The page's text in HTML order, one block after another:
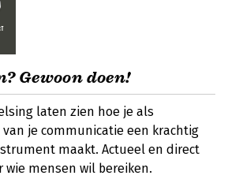
Gewoon doen!
laten zien hoe je als
je communicatie een krachtig
maakt. Actueel en direct
wie mensen wil bereiken.